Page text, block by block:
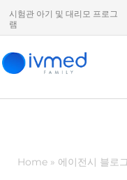
시험관 아기 및 대리모 프로그
램
Home » 에이전시 블로